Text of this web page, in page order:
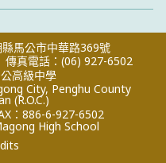
馬公市中華路369號
傳真電話：(06) 927-6502
高級中學
City, Penghu County
(R.O.C.)
：886-6-927-6502
High School